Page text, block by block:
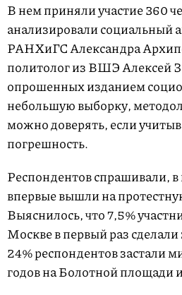
В нем приняли участие 360
анализировали социальный
РАНХиГС Александра
политолог из ВШЭ Алексей
опрошенных изданием
небольшую выборку,
можно доверять, если
погрешность.
Респондентов спрашивали,
впервые вышли на
Выяснилось, что 7,5%
Москве в первый раз
24% респондентов застали
годов на Болотной площади